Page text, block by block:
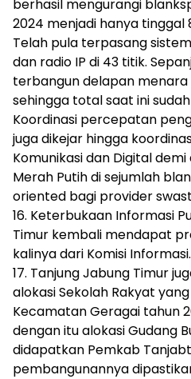
berhasil mengurangi
2024 menjadi hanya tinggal
Telah pula terpasang
dan radio IP di 43 titik.
terbangun delapan
sehingga total saat ini
Koordinasi percepatan
juga dikejar hingga
Komunikasi dan Digital
Merah Putih di sejumlah
oriented bagi provider
16. Keterbukaan Informasi
Timur kembali mendapat
kalinya dari Komisi Informasi.
17. Tanjung Jabung Timur
alokasi Sekolah Rakyat
Kecamatan Geragai tahun
dengan itu alokasi Gudang
didapatkan Pemkab
pembangunannya